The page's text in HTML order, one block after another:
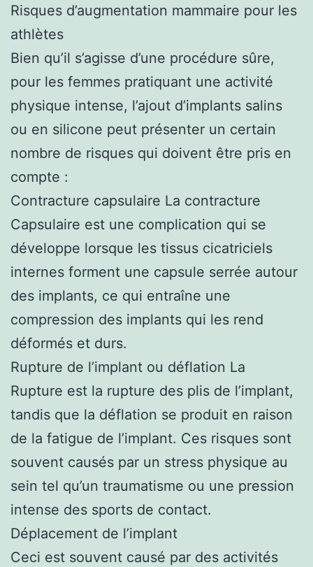
Risques d’augmentation mammaire pour les
athlètes
Bien qu’il s’agisse d’une procédure sûre,
pour les femmes pratiquant une activité
physique intense, l’ajout d’implants salins
ou en silicone peut présenter un certain
nombre de risques qui doivent être pris en
compte :
Contracture capsulaire La contracture
Capsulaire est une complication qui se
développe lorsque les tissus cicatriciels
internes forment une capsule serrée autour
des implants, ce qui entraîne une
compression des implants qui les rend
déformés et durs.
Rupture de l’implant ou déflation La
Rupture est la rupture des plis de l’implant,
tandis que la déflation se produit en raison
de la fatigue de l’implant. Ces risques sont
souvent causés par un stress physique au
sein tel qu’un traumatisme ou une pression
intense des sports de contact.
Déplacement de l’implant
Ceci est souvent causé par des activités